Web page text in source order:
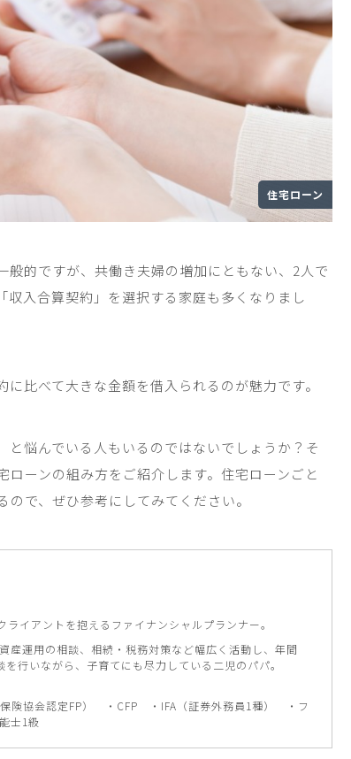
住宅ローン
的ですが、共働き夫婦の増加にともない、 2 人で
入合算契約」を選択する家庭も多くなりまし
比べて大きな金額を借入られるのが魅力です。
と悩んでいる人もいるのではないでしょうか？そ
ーンの組み方をご紹介します。住宅ローンごと
で、ぜひ参考にしてみてください。
イアントを抱えるファイナンシャルプランナー。
産運用の相談、相続・税務対策など幅広く活動し、年間
行いながら、子育てにも尽力している二児のパパ。
険協会認定FP） ・CFP ・IFA（証券外務員1種） ・フ
士1級